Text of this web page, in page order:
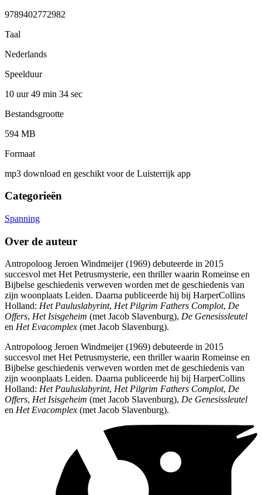
9789402772982
Taal
Nederlands
Speelduur
10 uur 49 min 34 sec
Bestandsgrootte
594 MB
Formaat
mp3 download en geschikt voor de Luisterrijk app
Categorieën
Spanning
Over de auteur
Antropoloog Jeroen Windmeijer (1969) debuteerde in 2015
succesvol met Het Petrusmysterie, een thriller waarin Romeinse en
Bijbelse geschiedenis verweven worden met de geschiedenis van
zijn woonplaats Leiden. Daarna publiceerde hij bij HarperCollins
Holland: Het Pauluslabyrint, Het Pilgrim Fathers Complot, De
Offers, Het Isisgeheim (met Jacob Slavenburg), De Genesissleutel
en Het Evacomplex (met Jacob Slavenburg).
Antropoloog Jeroen Windmeijer (1969) debuteerde in 2015
succesvol met Het Petrusmysterie, een thriller waarin Romeinse en
Bijbelse geschiedenis verweven worden met de geschiedenis van
zijn woonplaats Leiden. Daarna publiceerde hij bij HarperCollins
Holland: Het Pauluslabyrint, Het Pilgrim Fathers Complot, De
Offers, Het Isisgeheim (met Jacob Slavenburg), De Genesissleutel
en Het Evacomplex (met Jacob Slavenburg).